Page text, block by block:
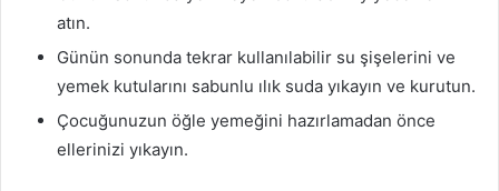
atın.
Günün sonunda tekrar kullanılabilir su şişelerini ve
yemek kutularını sabunlu ılık suda yıkayın ve kurutun.
Çocuğunuzun öğle yemeğini hazırlamadan önce
ellerinizi yıkayın.